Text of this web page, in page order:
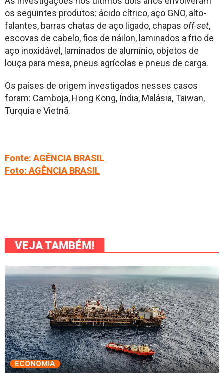
os seguintes produtos: ácido cítrico, aço GNO, alto-
falantes, barras chatas de aço ligado, chapas off-set,
escovas de cabelo, fios de náilon, laminados a frio de
aço inoxidável, laminados de alumínio, objetos de
louça para mesa, pneus agrícolas e pneus de carga.
Os países de origem investigados nesses casos
foram: Camboja, Hong Kong, Índia, Malásia, Taiwan,
Turquia e Vietnã.
Fonte: AGÊNCIA BRASIL
Foto: AGÊNCIA BRASIL
VEJA TAMBÉM!
ECONOMIA